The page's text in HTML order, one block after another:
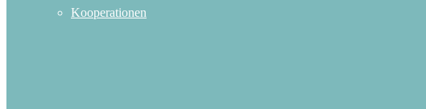
Kooperationen